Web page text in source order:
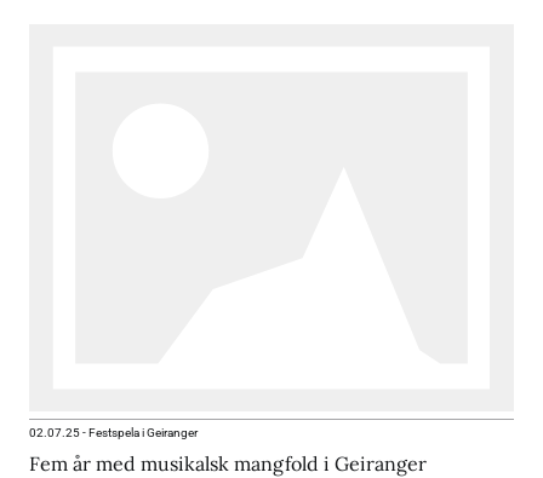
02.07.25-Festspela i Geiranger
Fem år med musikalsk mangfold i Geiranger